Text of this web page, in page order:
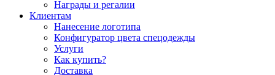
Награды и регалии
Клиентам
Нанесение логотипа
Конфигуратор цвета спецодежды
Услуги
Как купить?
Доставка